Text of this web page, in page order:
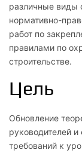
различные виды
нормативно-
работ по
правилами по
строительстве.
Цель
Обновление
руководителей
требований к